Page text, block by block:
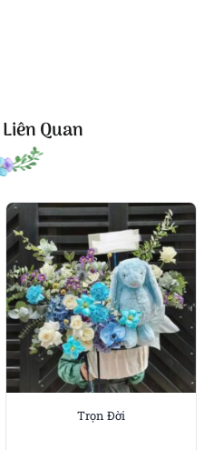
sự sạch sẽ. Hướng
hướng, cúc ping pong
không lồi lõm, tana rải
gọi nhưng vẫn giữ nét
trắng li ti.
dương, cúc ping pong,
vàng rõ, viền tana mảnh
lớp, nơ lụa tinh gọn, form
Quan
Trọn Đời